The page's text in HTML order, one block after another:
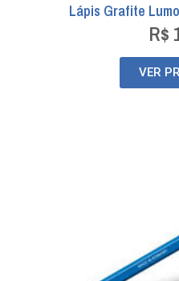
Lápis Grafite
R$
VER